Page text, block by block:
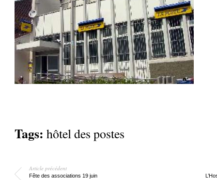
Tags: hôtel des postes
Article précédent
Fête des associations 19 juin